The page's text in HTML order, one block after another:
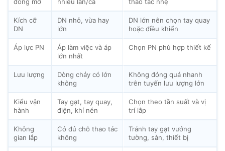
Kích cỡ
DN
DN nhỏ, vừa hay
lớn
DN lớn nên chọn tay quay
hoặc điều khiển
Áp lực PN
Áp làm việc và áp
lớn nhất
Chọn PN phù hợp thiết kế
Lưu lượng
Dòng chảy có lớn
không
Không đóng quá nhanh
trên tuyến lưu lượng lớn
Kiểu vận
hành
Tay gạt, tay quay,
điện, khí nén
Chọn theo tần suất và vị
trí lắp
Không
gian lắp
Có đủ chỗ thao tác
không
Tránh tay gạt vướng
tường, sàn, thiết bị